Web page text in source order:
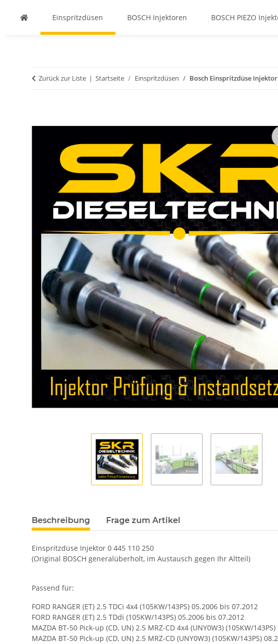
Einspritzdüsen BOSCH Injektoren BOSCH PIEZO
Zurück zur Liste Startseite Einspritzdüsen Bosch Einspritzdüse Injektor
Beschreibung Frage zum Artikel
Einspritzdüse Injektor 0 445 110 250
(Original BOSCH generalüberholt, im Austausch gegen Ihr Altteil)
Passend für:
FORD RANGER (ET) 2.5 TDCi 4x4 (105KW/143PS) 05.2006 bis 07.2012
FORD RANGER (ET) 2.5 TDdi (105KW/143PS) 05.2006 bis 07.2012
MAZDA BT-50 Pick-up (CD, UN) 2.5 MRZ-CD 4x4 (UNY0W3) (105KW/
MAZDA BT-50 Pick-up (CD, UN) 2.5 MRZ-CD (UNY0W3) (105KW/143PS)